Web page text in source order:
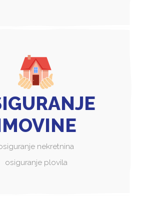
nekretnina
osiguranje plovila